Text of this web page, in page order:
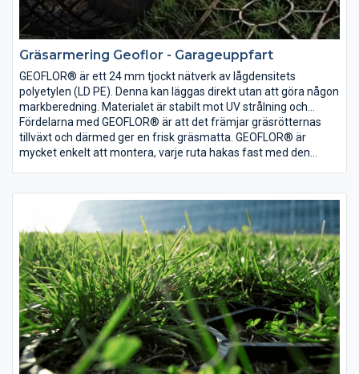
Gräsarmering Geoflor - Garageuppfart
GEOFLOR® är ett 24 mm tjockt nätverk av lågdensitets
polyetylen (LD PE). Denna kan läggas direkt utan att göra någon
markberedning. Materialet är stabilt mot UV strålning och
temperaturskillnader samt är elastiskt vilket gör att GEOFLOR®
kan läggas på alla typer av mark. GEOFLOR® läggs ovanpå en
existerande gräsmatta och skyddar gräset mot tryckskador
Fördelarna med GEOFLOR® är att det främjar gräsrötternas
tillväxt och därmed ger en frisk gräsmatta. GEOFLOR® är
mycket enkelt att montera, varje ruta hakas fast med den